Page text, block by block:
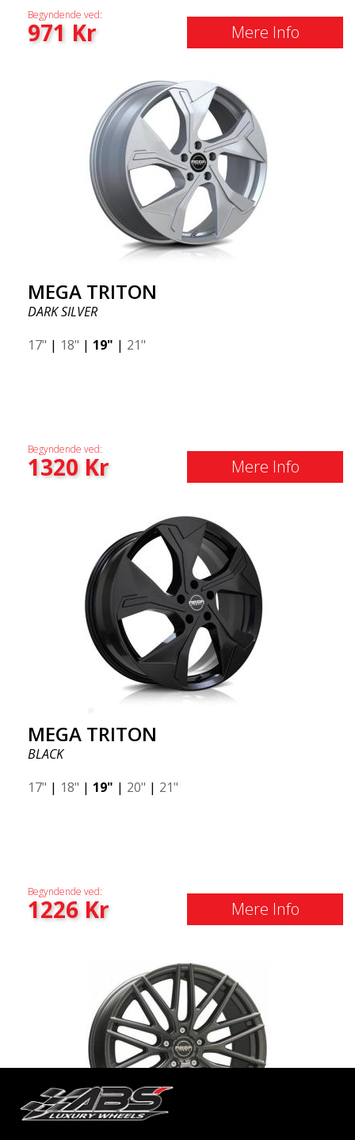
Begyndende ved:
971 Kr Mere Info
MEGA TRITON
DARK SILVER
17" | 18" | 19" | 21"
Begyndende ved:
1320Kr Mere Info
MEGA TRITON
BLACK
17" | 18" | 19" | 20" | 21"
Begyndende ved:
1226Kr Mere Info